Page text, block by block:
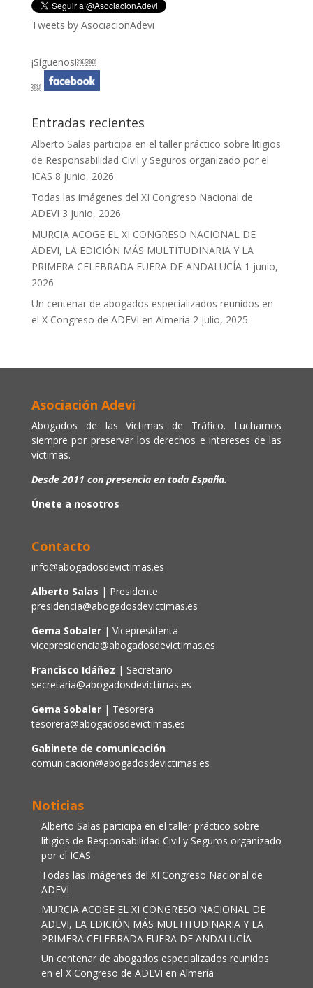
Tweets by AsociacionAdevi
¡Síguenos!￼￼
￼
Entradas recientes
Alberto Salas participa en el taller práctico sobre litigios
de Responsabilidad Civil y Seguros organizado por el
ICAS 8 junio, 2026
Todas las imágenes del XI Congreso Nacional de
ADEVI 3 junio, 2026
MURCIA ACOGE EL XI CONGRESO NACIONAL DE
ADEVI, LA EDICIÓN MÁS MULTITUDINARIA Y LA
PRIMERA CELEBRADA FUERA DE ANDALUCÍA 1 junio,
2026
Un centenar de abogados especializados reunidos en
el X Congreso de ADEVI en Almería 2 julio, 2025
Asociación Adevi
Abogados de las Víctimas de Tráfico. Luchamos
siempre por preservar los derechos e intereses de las
víctimas.
Desde 2011 con presencia en toda España.
Únete a nosotros
Contacto
info@abogadosdevictimas.es
Alberto Salas | Presidente
presidencia@abogadosdevictimas.es
Gema Sobaler | Vicepresidenta
vicepresidencia@abogadosdevictimas.es
Francisco Idáñez | Secretario
secretaria@abogadosdevictimas.es
Gema Sobaler| Tesorera
tesorera@abogadosdevictimas.es
Gabinete de comunicación
comunicacion@abogadosdevictimas.es
Noticias
Alberto Salas participa en el taller práctico sobre
litigios de Responsabilidad Civil y Seguros organizado
por el ICAS
Todas las imágenes del XI Congreso Nacional de
ADEVI
MURCIA ACOGE EL XI CONGRESO NACIONAL DE
ADEVI, LA EDICIÓN MÁS MULTITUDINARIA Y LA
PRIMERA CELEBRADA FUERA DE ANDALUCÍA
Un centenar de abogados especializados reunidos
en el X Congreso de ADEVI en Almería